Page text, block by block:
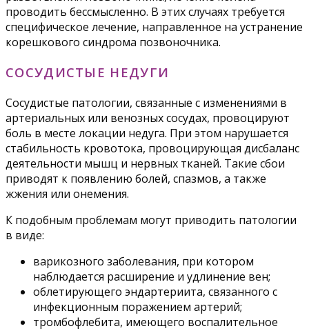
проводить бессмысленно. В этих случаях требуется
специфическое лечение, направленное на устранение
корешкового синдрома позвоночника.
СОСУДИСТЫЕ НЕДУГИ
Сосудистые патологии, связанные с изменениями в
артериальных или венозных сосудах, провоцируют
боль в месте локации недуга. При этом нарушается
стабильность кровотока, провоцирующая дисбаланс
деятельности мышц и нервных тканей. Такие сбои
приводят к появлению болей, спазмов, а также
жжения или онемения.
К подобным проблемам могут приводить патологии
в виде:
варикозного заболевания, при котором
наблюдается расширение и удлинение вен;
облетирующего эндартериита, связанного с
инфекционным поражением артерий;
тромбофлебита, имеющего воспалительное